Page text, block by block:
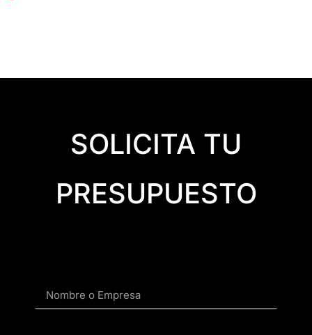
SOLICITA TU
PRESUPUESTO